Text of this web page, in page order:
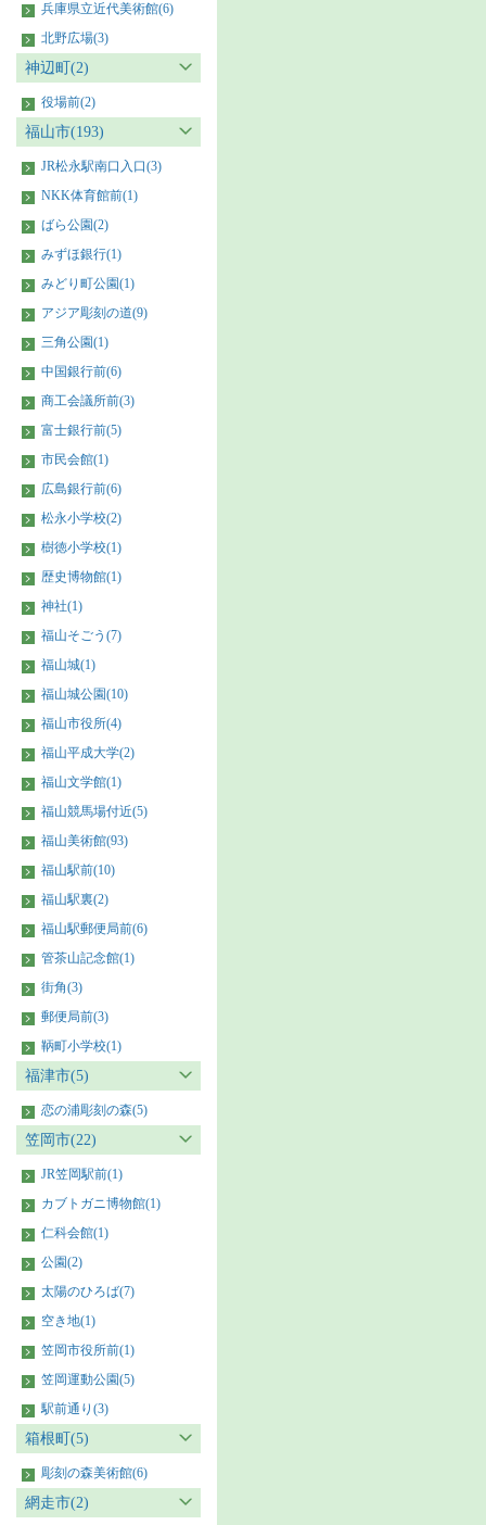
兵庫県立近代美術館(6)
北野広場(3)
神辺町(2)
役場前(2)
福山市(193)
JR松永駅南口入口(3)
NKK体育館前(1)
ばら公園(2)
みずほ銀行(1)
みどり町公園(1)
アジア彫刻の道(9)
三角公園(1)
中国銀行前(6)
商工会議所前(3)
富士銀行前(5)
市民会館(1)
広島銀行前(6)
松永小学校(2)
樹徳小学校(1)
歴史博物館(1)
神社(1)
福山そごう(7)
福山城(1)
福山城公園(10)
福山市役所(4)
福山平成大学(2)
福山文学館(1)
福山競馬場付近(5)
福山美術館(93)
福山駅前(10)
福山駅裏(2)
福山駅郵便局前(6)
管茶山記念館(1)
街角(3)
郵便局前(3)
鞆町小学校(1)
福津市(5)
恋の浦彫刻の森(5)
笠岡市(22)
JR笠岡駅前(1)
カブトガニ博物館(1)
仁科会館(1)
公園(2)
太陽のひろば(7)
空き地(1)
笠岡市役所前(1)
笠岡運動公園(5)
駅前通り(3)
箱根町(5)
彫刻の森美術館(6)
網走市(2)